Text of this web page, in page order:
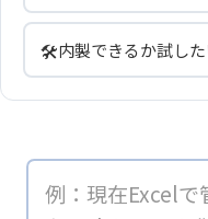
🛠️内製できるか試し